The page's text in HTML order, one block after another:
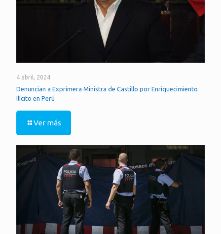
4 abril, 2024
Denuncian a Exprimera Ministra de Castillo por Enriquecimiento
Ilícito en Perú
Ver más